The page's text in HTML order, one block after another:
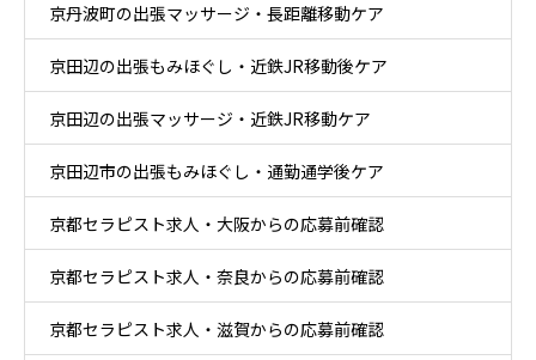
京丹波町の出張マッサージ・長距離移動ケア
京田辺の出張もみほぐし・近鉄JR移動後ケア
京田辺の出張マッサージ・近鉄JR移動ケア
京田辺市の出張もみほぐし・通勤通学後ケア
京都セラピスト求人・大阪からの応募前確認
京都セラピスト求人・奈良からの応募前確認
京都セラピスト求人・滋賀からの応募前確認